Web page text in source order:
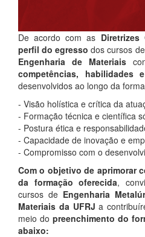
De acordo com as Diretrizes
perfil do egresso dos cursos de
Engenharia de Materiais
competências, habilidades
desenvolvidos ao longo da
- Visão holística e crítica da
- Formação técnica e científica
- Postura ética e
- Capacidade de inovação e
- Compromisso com o
Com o objetivo de aprimorar
da formação oferecida,
cursos de Engenharia
Materiais da UFRJ a
meio do preenchimento do
abaixo: